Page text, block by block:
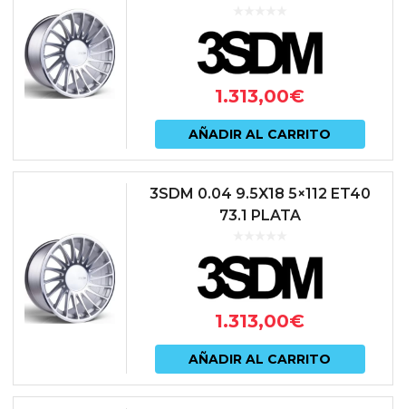
1.313,00€
AÑADIR AL CARRITO
3SDM 0.04 9.5X18 5×112 ET40
73.1 PLATA
1.313,00€
AÑADIR AL CARRITO